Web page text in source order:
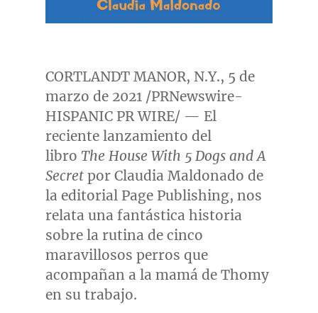
CORTLANDT MANOR, N.Y., 5 de
marzo de 2021 /PRNewswire-
HISPANIC PR WIRE/ — El
reciente lanzamiento del
libro The House With 5 Dogs and A
Secret por Claudia Maldonado de
la editorial Page Publishing, nos
relata una fantástica historia
sobre la rutina de cinco
maravillosos perros que
acompañan a la mamá de Thomy
en su trabajo.